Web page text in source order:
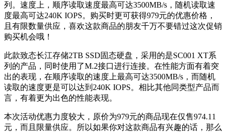
列。速度上，顺序读取速度最高可达3500MB/s，随机读取速
度最高可达240K IOPS。购买时更可获得979元的优惠价格，
且有限数量供应，喜欢这款商品的朋友千万不要错过这次促销
购买机会哦！
此款致态长江存储2TB SSD固态硬盘，采用的是SC001 XT系
列的产品，同时使用了M.2接口进行连接。在性能方面有着突
出的表现，在顺序读取的速度上最高可达3500MB/s，而随机
读取的速度更是可以达到240K IOPS。相比其他同类型产品而
言，有着更为出色的性能表现。
本次活动优惠力度较大，原价为979元的商品现在仅售974.11
元，而且限量供应。所以如果你对这款商品有兴趣的话，那么